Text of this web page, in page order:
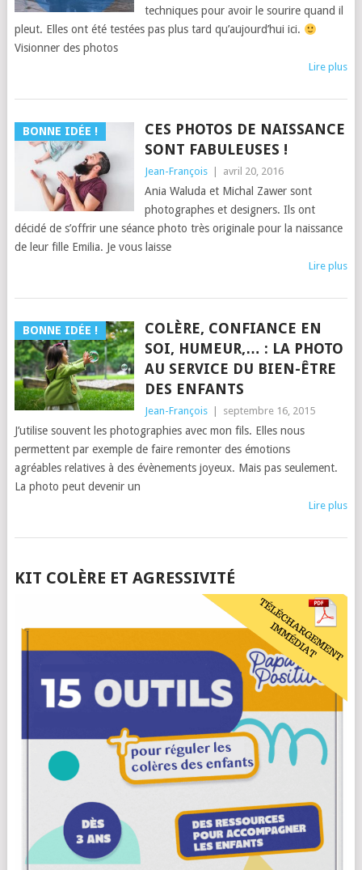
techniques pour avoir le sourire quand il
pleut. Elles ont été testées pas plus tard qu’aujourd’hui ici.
Visionner des photos
Lire plus
BONNE IDÉE !
CES PHOTOS DE NAISSANCE
SONT FABULEUSES !
Jean-François avril 20, 2016
Ania Waluda et Michal Zawer sont
photographes et designers. Ils ont
décidé de s’offrir une séance photo très originale pour la naissance
de leur fille Emilia. Je vous laisse
Lire plus
BONNE IDÉE !
COLÈRE, CONFIANCE EN
SOI, HUMEUR,… : LA PHOTO
AU SERVICE DU BIEN-ÊTRE
DES ENFANTS
Jean-François septembre 16, 2015
J’utilise souvent les photographies avec mon fils. Elles nous
permettent par exemple de faire remonter des émotions
agréables relatives à des évènements joyeux. Mais pas seulement.
La photo peut devenir un
Lire plus
POSTS
KIT COLÈRE ET AGRESSIVITÉ